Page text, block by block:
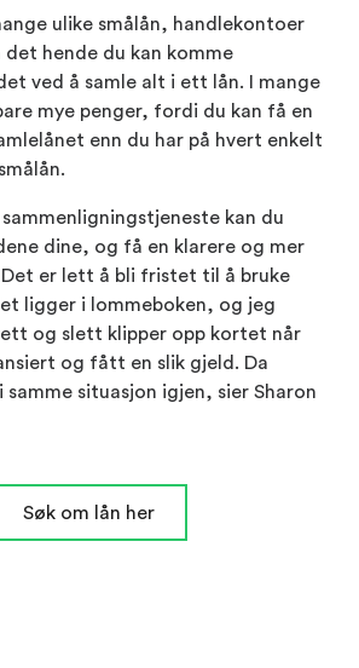
ulike smålån, handlekontoer
hende du kan komme
ved å samle alt i ett lån. I mange
mye penger, fordi du kan få en
enn du har på hvert enkelt
sammenligningstjeneste kan du
dine, og få en klarere og mer
er lett å bli fristet til å bruke
ligger i lommeboken, og jeg
og slett klipper opp kortet når
og fått en slik gjeld. Da
samme situasjon igjen, sier Sharon
Søk om lån her